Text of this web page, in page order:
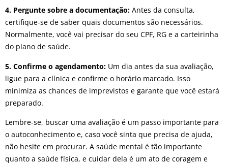
4. Pergunte sobre a documentação: Antes da consulta,
certifique-se de saber quais documentos são necessários.
Normalmente, você vai precisar do seu CPF, RG e a carteirinha
do plano de saúde.
5. Confirme o agendamento: Um dia antes da sua avaliação,
ligue para a clínica e confirme o horário marcado. Isso
minimiza as chances de imprevistos e garante que você estará
preparado.
Lembre-se, buscar uma avaliação é um passo importante para
o autoconhecimento e, caso você sinta que precisa de ajuda,
não hesite em procurar. A saúde mental é tão importante
quanto a saúde física, e cuidar dela é um ato de coragem e